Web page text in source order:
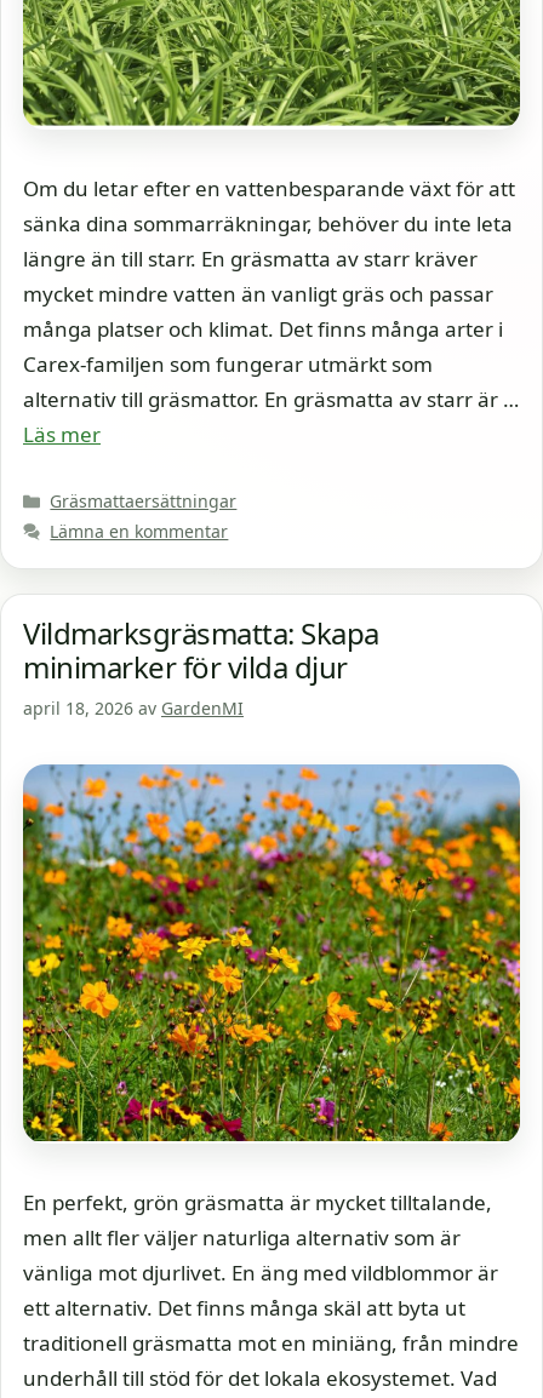
Om du letar efter en vattenbesparande växt för att
sänka dina sommarräkningar, behöver du inte leta
längre än till starr. En gräsmatta av starr kräver
mycket mindre vatten än vanligt gräs och passar
många platser och klimat. Det finns många arter i
Carex-familjen som fungerar utmärkt som
alternativ till gräsmattor. En gräsmatta av starr är …
Läs mer
Kategorier
Gräsmattaersättningar
Lämna en kommentar
Vildmarksgräsmatta: Skapa
minimarker för vilda djur
april 18, 2026 av GardenMI
En perfekt, grön gräsmatta är mycket tilltalande,
men allt fler väljer naturliga alternativ som är
vänliga mot djurlivet. En äng med vildblommor är
ett alternativ. Det finns många skäl att byta ut
traditionell gräsmatta mot en miniäng, från mindre
underhåll till stöd för det lokala ekosystemet. Vad